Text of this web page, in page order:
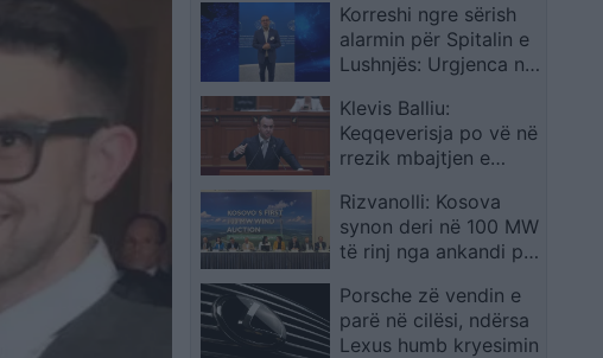
Korreshi ngre sërish
alarmin për Spitalin e
Lushnjës: Urgjenca në
Karakaçit nga Brukseli
Klevis Balliu:
Keqqeverisja po vë në
rrezik mbajtjen e
Tiranë
Rizvanolli: Kosova
synon deri në 100 MW
të rinj nga ankandi për
Porsche zë vendin e
parë në cilësi, ndërsa
Lexus humb kryesimin